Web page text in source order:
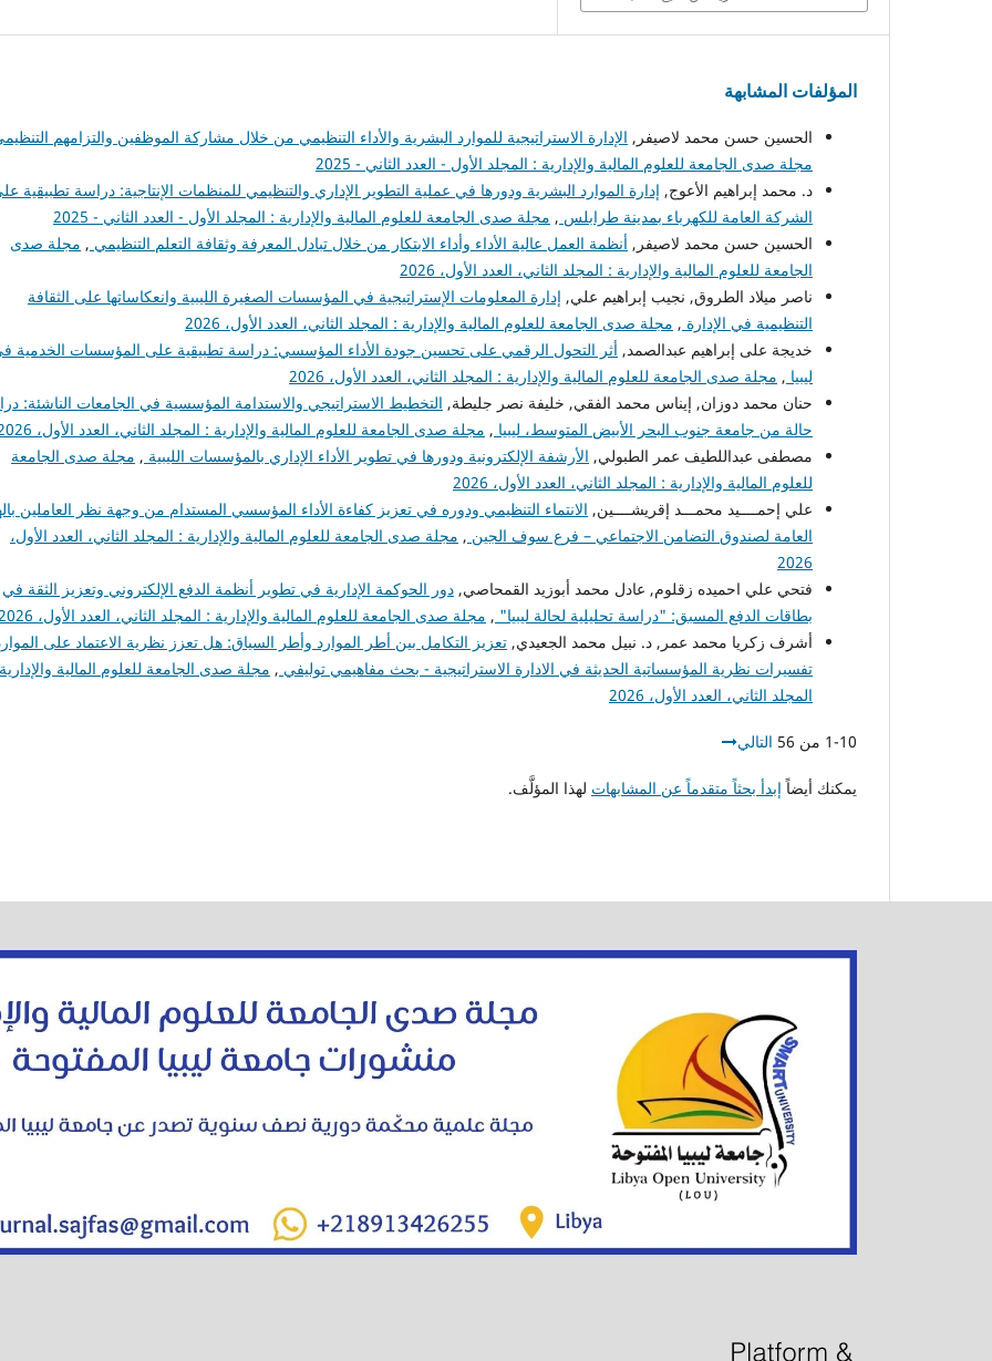
المؤلفات المشابهة
الحسين حسن محمد لاصيفر, الإدارة الاستراتيجية للموارد البشرية والأداء التنظيمي من خلال مشاركة الموظفين والتزامهم
مجلة صدى الجامعة للعلوم المالية والإدارية : المجلد الأول - العدد الثاني - 2025
د. محمد إبراهيم الأعوج, إدارة الموارد البشرية ودورها في عملية التطوير الإداري والتنظيمي للمنظمات الإنتاجية: دراسة تطبيقية
الشركة العامة للكهرباء بمدينة طرابلس , مجلة صدى الجامعة للعلوم المالية والإدارية : المجلد الأول - العدد الثاني - 2025
الحسين حسن محمد لاصيفر, أنظمة العمل عالية الأداء وأداء الابتكار من خلال تبادل المعرفة وثقافة التعلم التنظيمي , مجلة صدى
الجامعة للعلوم المالية والإدارية : المجلد الثاني، العدد الأول، 2026
ناصر ميلاد الطروق, نجيب إبراهيم علي, إدارة المعلومات الإستراتيجية في المؤسسات الصغيرة الليبية وانعكاساتها على الثقافة
التنظيمية في الإدارة , مجلة صدى الجامعة للعلوم المالية والإدارية : المجلد الثاني، العدد الأول، 2026
خديجة على إبراهيم عبدالصمد, أثر التحول الرقمي على تحسين جودة الأداء المؤسسي: دراسة تطبيقية على المؤسسات الخدمية
ليبيا , مجلة صدى الجامعة للعلوم المالية والإدارية : المجلد الثاني، العدد الأول، 2026
حنان محمد دوزان, إيناس محمد الفقي, خليفة نصر جليطة, التخطيط الاستراتيجي والاستدامة المؤسسية في الجامعات الناشئة:
حالة من جامعة جنوب البحر الأبيض المتوسط، ليبيا , مجلة صدى الجامعة للعلوم المالية والإدارية : المجلد الثاني، العدد الأول، 2026
مصطفى عبداللطيف عمر الطبولي, الأرشفة الإلكترونية ودورها في تطوير الأداء الإداري بالمؤسسات الليبية , مجلة صدى الجامعة
للعلوم المالية والإدارية : المجلد الثاني، العدد الأول، 2026
علي إحمــــيد محمـــد إقريشــــين, الانتماء التنظيمي ودوره في تعزيز كفاءة الأداء المؤسسي المستدام من وجهة نظر العاملين
العامة لصندوق التضامن الاجتماعي – فرع سوف الجين , مجلة صدى الجامعة للعلوم المالية والإدارية : المجلد الثاني، العدد الأول،
2026
فتحي علي احميده زقلوم, عادل محمد أبوزيد القمحاصي, دور الحوكمة الإدارية في تطوير أنظمة الدفع الإلكتروني وتعزيز الثقة في
بطاقات الدفع المسبق: "دراسة تحليلية لحالة ليبيا" , مجلة صدى الجامعة للعلوم المالية والإدارية : المجلد الثاني، العدد الأول، 2026
أشرف زكريا محمد عمر, د. نبيل محمد الجعيدي, تعزيز التكامل بين أطر الموارد وأطر السياق: هل تعزز نظرية الاعتماد على
تفسيرات نظرية المؤسساتية الحديثة في الادارة الاستراتيجية - بحث مفاهيمي توليفي , مجلة صدى الجامعة للعلوم المالية
المجلد الثاني، العدد الأول، 2026
1-10 من 56 التالي
يمكنك أيضاً إبدأ بحثاً متقدماً عن المشابهات لهذا المؤلَّف.